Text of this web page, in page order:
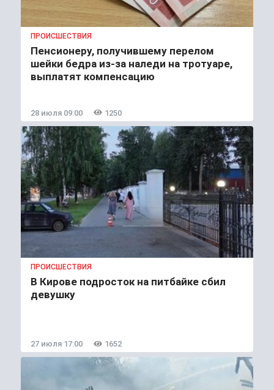
ПРОИСШЕСТВИЯ
Пенсионеру, получившему перелом
шейки бедра из-за наледи на тротуаре,
выплатят компенсацию
28 июля 09:00 1250
ПРОИСШЕСТВИЯ
В Кирове подросток на питбайке сбил
девушку
27 июля 17:00 1652